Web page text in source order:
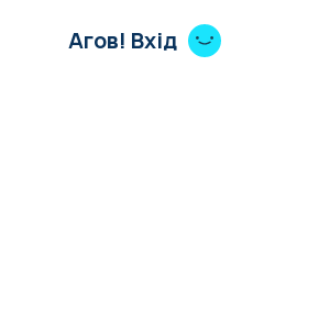
Агов! Вхід